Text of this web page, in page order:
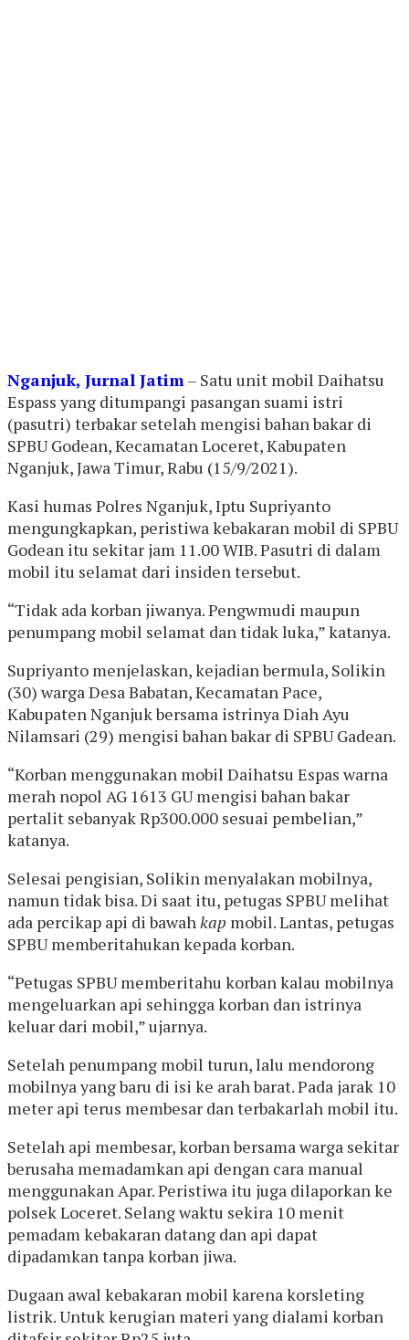
Nganjuk, Jurnal Jatim – Satu unit mobil Daihatsu
Espass yang ditumpangi pasangan suami istri
(pasutri) terbakar setelah mengisi bahan bakar di
SPBU Godean, Kecamatan Loceret, Kabupaten
Nganjuk, Jawa Timur, Rabu (15/9/2021).
Kasi humas Polres Nganjuk, Iptu Supriyanto
mengungkapkan, peristiwa kebakaran mobil di SPBU
Godean itu sekitar jam 11.00 WIB. Pasutri di dalam
mobil itu selamat dari insiden tersebut.
“Tidak ada korban jiwanya. Pengwmudi maupun
penumpang mobil selamat dan tidak luka,” katanya.
Supriyanto menjelaskan, kejadian bermula, Solikin
(30) warga Desa Babatan, Kecamatan Pace,
Kabupaten Nganjuk bersama istrinya Diah Ayu
Nilamsari (29) mengisi bahan bakar di SPBU Gadean.
“Korban menggunakan mobil Daihatsu Espas warna
merah nopol AG 1613 GU mengisi bahan bakar
pertalit sebanyak Rp300.000 sesuai pembelian,”
katanya.
Selesai pengisian, Solikin menyalakan mobilnya,
namun tidak bisa. Di saat itu, petugas SPBU melihat
ada percikap api di bawah kap mobil. Lantas, petugas
SPBU memberitahukan kepada korban.
“Petugas SPBU memberitahu korban kalau mobilnya
mengeluarkan api sehingga korban dan istrinya
keluar dari mobil,” ujarnya.
Setelah penumpang mobil turun, lalu mendorong
mobilnya yang baru di isi ke arah barat. Pada jarak 10
meter api terus membesar dan terbakarlah mobil itu.
Setelah api membesar, korban bersama warga sekitar
berusaha memadamkan api dengan cara manual
menggunakan Apar. Peristiwa itu juga dilaporkan ke
polsek Loceret. Selang waktu sekira 10 menit
pemadam kebakaran datang dan api dapat
dipadamkan tanpa korban jiwa.
Dugaan awal kebakaran mobil karena korsleting
listrik. Untuk kerugian materi yang dialami korban